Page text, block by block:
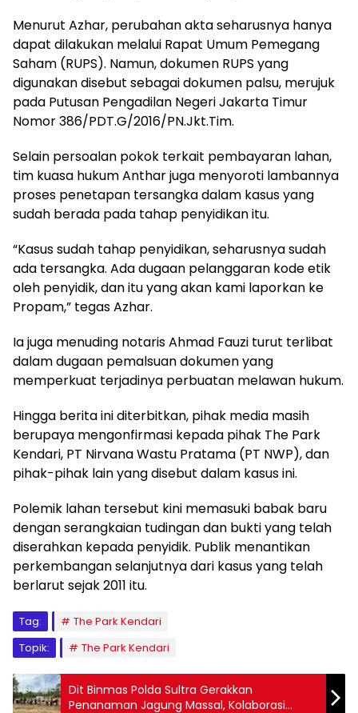
Menurut Azhar, perubahan akta seharusnya hanya
dapat dilakukan melalui Rapat Umum Pemegang
Saham (RUPS). Namun, dokumen RUPS yang
digunakan disebut sebagai dokumen palsu, merujuk
pada Putusan Pengadilan Negeri Jakarta Timur
Nomor 386/PDT.G/2016/PN.Jkt.Tim.
Selain persoalan pokok terkait pembayaran lahan,
tim kuasa hukum Anthar juga menyoroti lambannya
proses penetapan tersangka dalam kasus yang
sudah berada pada tahap penyidikan itu.
“Kasus sudah tahap penyidikan, seharusnya sudah
ada tersangka. Ada dugaan pelanggaran kode etik
oleh penyidik, dan itu yang akan kami laporkan ke
Propam,” tegas Azhar.
Ia juga menuding notaris Ahmad Fauzi turut terlibat
dalam dugaan pemalsuan dokumen yang
memperkuat terjadinya perbuatan melawan hukum.
Hingga berita ini diterbitkan, pihak media masih
berupaya mengonfirmasi kepada pihak The Park
Kendari, PT Nirvana Wastu Pratama (PT NWP), dan
pihak-pihak lain yang disebut dalam kasus ini.
Polemik lahan tersebut kini memasuki babak baru
dengan serangkaian tudingan dan bukti yang telah
diserahkan kepada penyidik. Publik menantikan
perkembangan selanjutnya dari kasus yang telah
berlarut sejak 2011 itu.
Tag:
The Park Kendari
Topik:
The Park Kendari
Dit Binmas Polda Sultra Gerakkan
Penanaman Jagung Massal, Kolaborasi